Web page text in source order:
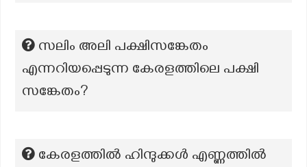
സലിം അലി പക്ഷിസങ്കേതം
എന്നറിയപ്പെടുന്ന കേരളത്തിലെ പക്ഷി
സങ്കേതം?
കേരളത്തിൽ ഹിന്ദുക്കൾ എണ്ണത്തിൽ